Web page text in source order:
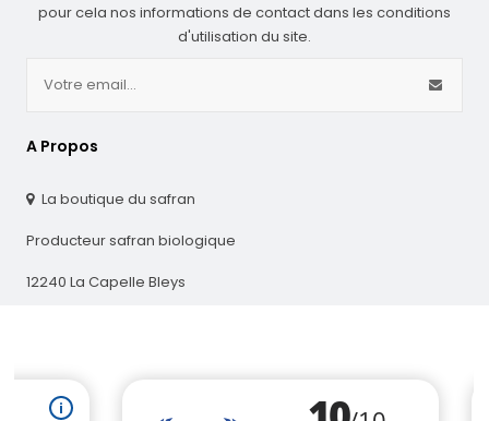
pour cela nos informations de contact dans les conditions
d'utilisation du site.
A Propos
La boutique du safran
Producteur safran biologique
12240 La Capelle Bleys